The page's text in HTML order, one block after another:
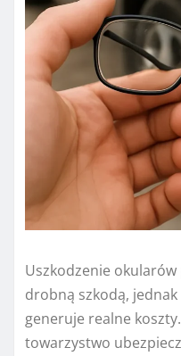
Uszkodzenie
drobną szkodą,
generuje realne
towarzystwo